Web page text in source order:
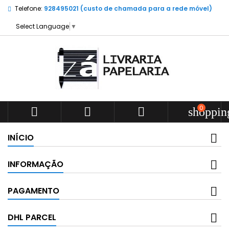
Telefone: 928495021 (custo de chamada para a rede móvel)
Select Language ▼
   0
INÍCIO
INFORMAÇÃO
PAGAMENTO
DHL PARCEL